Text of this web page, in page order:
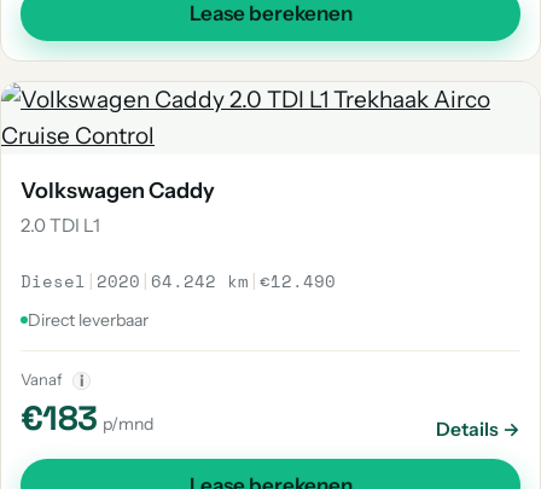
Lease berekenen
Volkswagen Caddy
2.0 TDI L1
Diesel | 2020 | 64.242 km |€12.490
Direct leverbaar
Vanaf i
€183 p/mnd Details →